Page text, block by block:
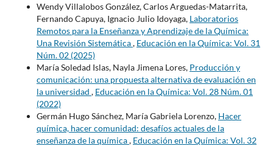
Wendy Villalobos González, Carlos Arguedas-Matarrita,
Fernando Capuya, Ignacio Julio Idoyaga, Laboratorios
Remotos para la Enseñanza y Aprendizaje de la Química:
Una Revisión Sistemática, Educación en la Química: Vol. 31
Núm. 02 (2025)
María Soledad Islas, Nayla Jimena Lores, Producción y
comunicación: una propuesta alternativa de evaluación en
la universidad , Educación en la Química: Vol. 28 Núm. 01
(2022)
Germán Hugo Sánchez, María Gabriela Lorenzo, Hacer
química, hacer comunidad: desafíos actuales de la
enseñanza de la química, Educación en la Química: Vol. 32